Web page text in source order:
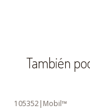
También
105352| Mobil™